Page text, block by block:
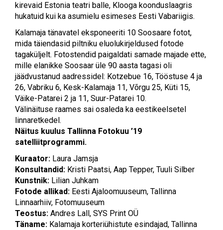
kirevaid Estonia teatri balle, Klooga koonduslaagris
hukatuid kui ka asumielu esimeses Eesti Vabariigis.
Kalamaja tänavatel eksponeeriti 10 Soosaare fotot,
mida täiendasid piltniku eluolukirjeldused fotode
tagaküljelt. Fotostendid paigaldati samade majade ette,
mille elanikke Soosaar üle 90 aasta tagasi oli
jäädvustanud aadressidel: Kotzebue 16, Tööstuse 4 ja
26, Vabriku 6, Kesk-Kalamaja 11, Võrgu 25, Küti 15,
Väike-Patarei 2 ja 11, Suur-Patarei 10.
Välinäituse raames sai osaleda ka eestikeelsetel
linnaretkedel.
Näitus kuulus Tallinna Fotokuu ’19
satelliitprogrammi.
Kuraator: Laura Jamsja
Konsultandid: Kristi Paatsi, Aap Tepper, Tuuli Silber
Kunstnik: Lilian Juhkam
Fotode allikad: Eesti Ajaloomuuseum, Tallinna
Linnaarhiiv, Fotomuuseum
Teostus: Andres Lall, SYS Print OÜ
Täname: Kalamaja korteriühistute esindajad, Tallinna